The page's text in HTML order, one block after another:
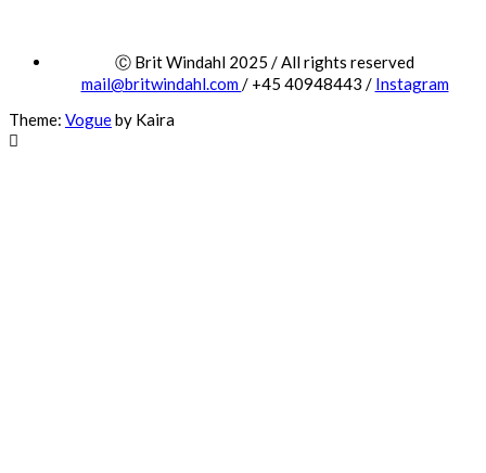
Ⓒ Brit Windahl 2025 / All rights reserved
mail@britwindahl.com/ +45 40948443 / Instagram
Theme: Vogueby Kaira